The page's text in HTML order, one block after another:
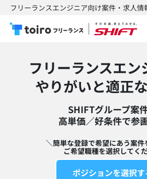
フリーランスエンジニア向け案件・求人
フリーランスエン
やりがいと適正
SHIFTグループ案
高単価／好条件で参
＼簡単な登録で希望にあう案件
ご希望職種を選択してく
ポジションを選択す